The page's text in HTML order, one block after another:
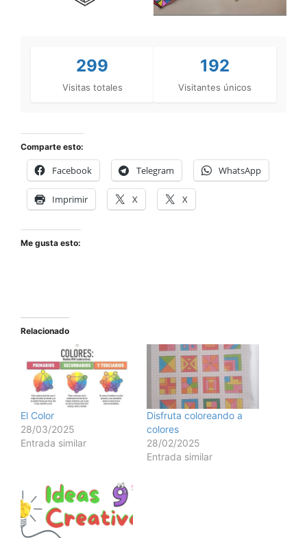
299
Visitas totales
192
Visitantes únicos
Comparte esto:
Facebook Telegram WhatsApp
Imprimir X X
Me gusta esto:
Relacionado
El Color
28/03/2025
Entrada similar
Disfruta coloreando a
colores
28/02/2025
Entrada similar